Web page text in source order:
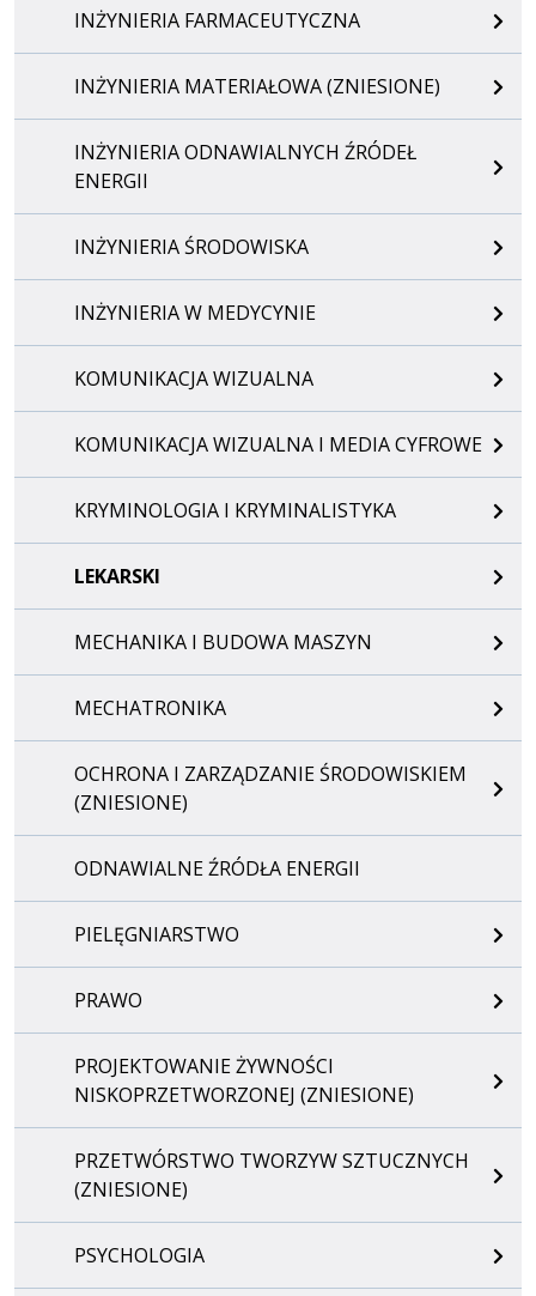
INŻYNIERIA FARMACEUTYCZNA
INŻYNIERIA MATERIAŁOWA (ZNIESIONE)
INŻYNIERIA ODNAWIALNYCH ŹRÓDEŁ
ENERGII
INŻYNIERIA ŚRODOWISKA
INŻYNIERIA W MEDYCYNIE
KOMUNIKACJA WIZUALNA
KOMUNIKACJA WIZUALNA I MEDIA CYFROWE
KRYMINOLOGIA I KRYMINALISTYKA
LEKARSKI
MECHANIKA I BUDOWA MASZYN
MECHATRONIKA
OCHRONA I ZARZĄDZANIE ŚRODOWISKIEM
(ZNIESIONE)
ODNAWIALNE ŹRÓDŁA ENERGII
PIELĘGNIARSTWO
PRAWO
PROJEKTOWANIE ŻYWNOŚCI
NISKOPRZETWORZONEJ (ZNIESIONE)
PRZETWÓRSTWO TWORZYW SZTUCZNYCH
(ZNIESIONE)
PSYCHOLOGIA